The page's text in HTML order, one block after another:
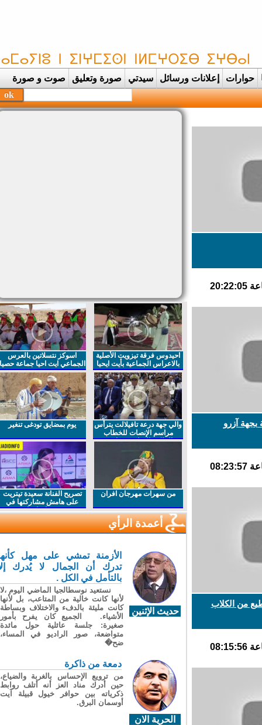
حوارات إعلانات ورسائل سيدتي صورة وتعليق صوت و صورة
آزرو
من الكلاب
احيدوس فرقة تيزويت الأصلية
بالاعراس الجماعية بأيت ايحيا
اسوكز نتسلاتين بالعرس
الجماعي ايت احيا جماعة حصيا
والي جهة درعة تافيلالت يترأس
مراسم الإنصات للخطاب
الملكي السامي بمناسبة
يوم بمضايق تودغى تنغير
من سهرات مهرجان افران
تصريح الفنانة سعيدة تيتريت
على هامش مشاركتها في
مهرجان افران
أعمدة الرأي
حديث الإثنين
الأزمنة تمشي على مهل كأنها
تدرك أن الجمال لا يُدرك إلا
بالتأمل في الكل .
نستعيد نوسطالجيا الماضي اليوم ،لا
لأنها كانت خالية من المتاعب، بل لأنها
كانت مليئة بالدفء والاختلاف وبساطة
الأشياء. الجميع كان يفرح بأمور
صغيرة: جلسة عائلية حول مائدة
متواضعة، صور الراديو في المساء،
ضح�
الحرية الان
دمعة من ذاكرة
من ترويع الإحساس بالغربة والضياع،
حين أدرك مناد العز أنه أتلف روابط
ذكرياته بين حوافر خيول قبيلة آيت
أوسمان البرق.